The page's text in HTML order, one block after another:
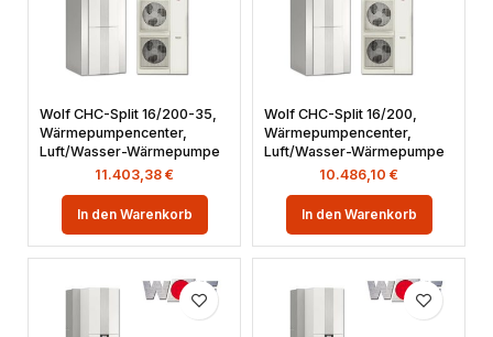
Wolf CHC-Split 16/200-35,
Wärmepumpencenter,
Luft/Wasser-Wärmepumpe
11.403,38 €
In den Warenkorb
Wolf CHC-Split 16/200,
Wärmepumpencenter,
Luft/Wasser-Wärmepumpe
10.486,10 €
In den Warenkorb